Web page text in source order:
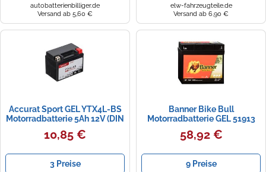
autobatterienbilliger.de
Versand ab 5,60 €
elw-fahrzeugteile.de
Versand ab 6,90 €
Accurat Sport GEL YTX4L-BS
Motorradbatterie 5Ah 12V (DIN
50411) YG4L-B CB4L-B GEL12-
4L-B
10,85 €
3 Preise
Banner Bike Bull
Motorradbatterie GEL 51913
52101 12V 18Ah BMW mit ABS
58,92 €
9 Preise